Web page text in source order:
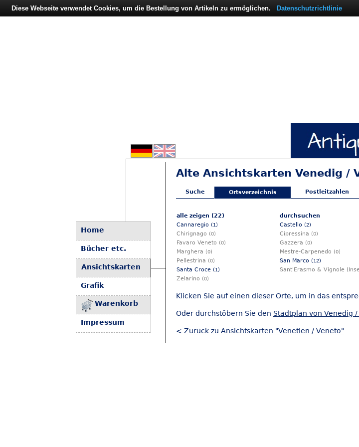
Home
Bücher etc.
Ansichtskarten
Grafik
Warenkorb
Impressum
Alte Ansichtskarten Venedig /
Suche Ortsverzeichnis Postleitzahlen
alle zeigen (22) durchsuchen
Cannaregio (1) Castello (2)
Chirignago (0) Cipressina (0)
Favaro Veneto (0) Gazzera (0)
Marghera (0) Mestre-Carpenedo (0)
Pellestrina (0) San Marco (12)
Santa Croce (1) Sant'Erasmo & Vignole
Zelarino (0)
Klicken Sie auf einen dieser Orte, um in das
Oder durchstöbern Sie den Stadtplan von Venedig /
< Zurück zu Ansichtskarten "Venetien / Veneto"
Diese Webseite verwendet Cookies, um die Bestellung von Artikeln zu ermöglichen. Datenschutzrichtlinie